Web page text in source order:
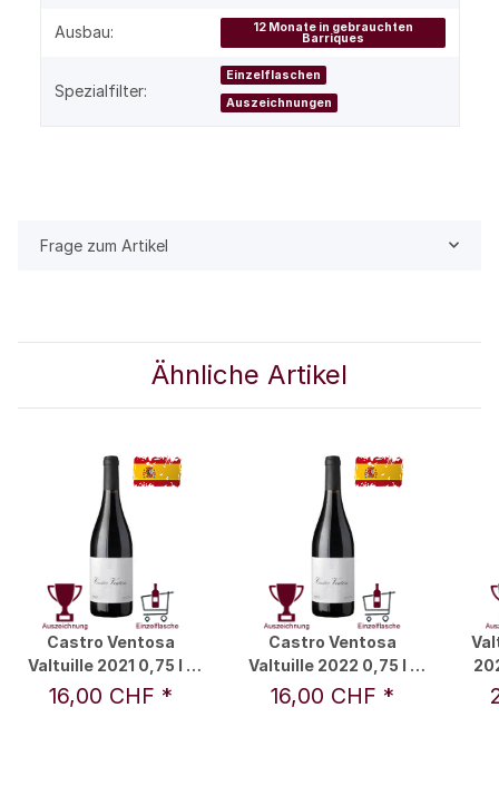
Ausbau: 12 Monate in gebrauchten
Barriques
Spezialfilter:
Einzelflaschen
Auszeichnungen
Frage zum Artikel
Ähnliche Artikel
Castro Ventosa
Valtuille 2021 0,75 l -
Castro Ventosa / Fam.
Pérez Pereira
16,00 CHF *
Castro Ventosa
Valtuille 2022 0,75 l -
Castro Ventosa / Fam.
Pérez Pereira
16,00 CHF *